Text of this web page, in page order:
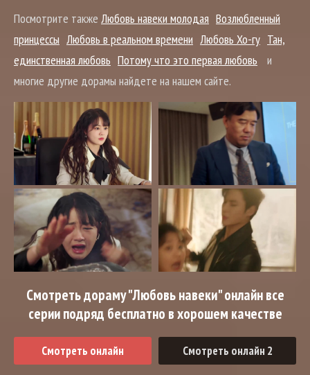
Посмотрите также Любовь навеки молодая Возлюбленный
принцессы Любовь в реальном времени Любовь Хо-гу Тан,
единственная любовь Потому что это первая любовь
и
многие другие дорамы найдете на нашем сайте.
Смотреть дораму "Любовь навеки" онлайн все
серии подряд бесплатно в хорошем качестве
Смотреть онлайн Смотреть онлайн 2